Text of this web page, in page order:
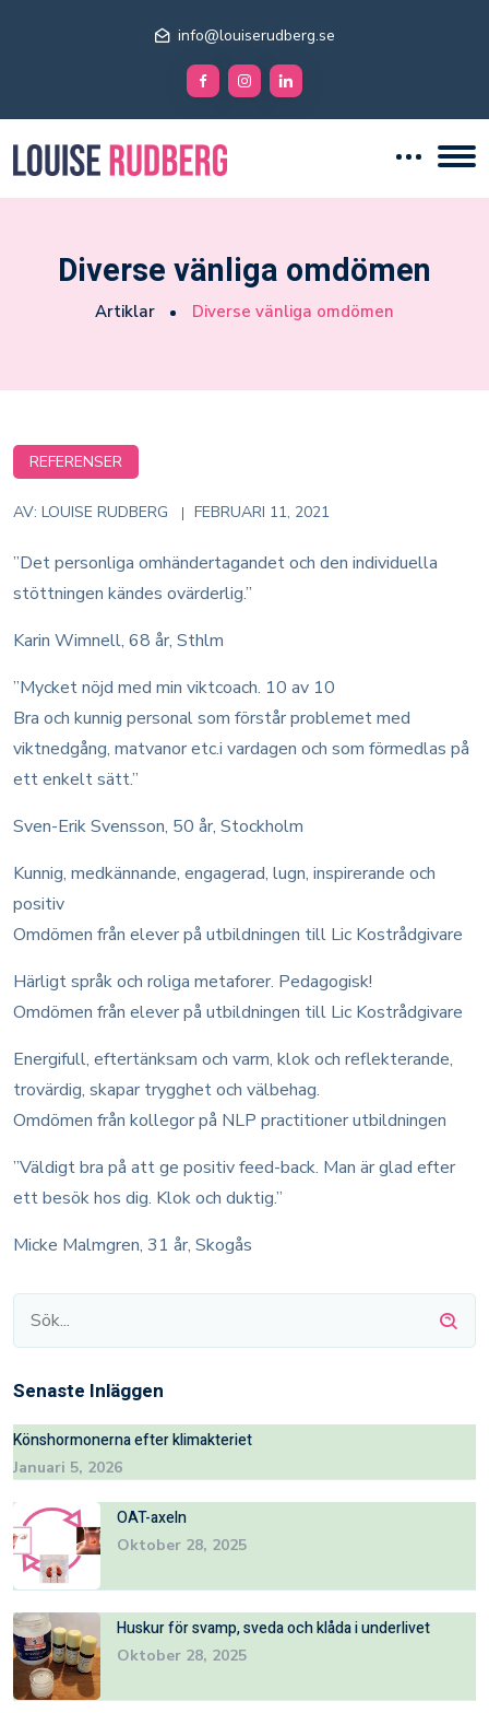
info@louiserudberg.se
Diverse vänliga omdömen
Artiklar Diverse vänliga omdömen
REFERENSER
AV: LOUISE RUDBERG FEBRUARI 11, 2021
”Det personliga omhändertagandet och den individuella
stöttningen kändes ovärderlig.”
Karin Wimnell, 68 år, Sthlm
”Mycket nöjd med min viktcoach. 10 av 10
Bra och kunnig personal som förstår problemet med
viktnedgång, matvanor etc.i vardagen och som förmedlas på
ett enkelt sätt.”
Sven-Erik Svensson, 50 år, Stockholm
Kunnig, medkännande, engagerad, lugn, inspirerande och
positiv
Omdömen från elever på utbildningen till Lic Kostrådgivare
Härligt språk och roliga metaforer. Pedagogisk!
Omdömen från elever på utbildningen till Lic Kostrådgivare
Energifull, eftertänksam och varm, klok och reflekterande,
trovärdig, skapar trygghet och välbehag.
Omdömen från kollegor på NLP practitioner utbildningen
”Väldigt bra på att ge positiv feed-back. Man är glad efter
ett besök hos dig. Klok och duktig.”
Micke Malmgren, 31 år, Skogås
Senaste Inläggen
Könshormonerna efter klimakteriet
Januari 5, 2026
OAT-axeln
Oktober 28, 2025
Huskur för svamp, sveda och klåda i underlivet
Oktober 28, 2025